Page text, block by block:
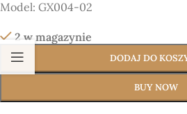
Model: GX004-02
2 w magazynie
DODAJ DO
BUY NOW